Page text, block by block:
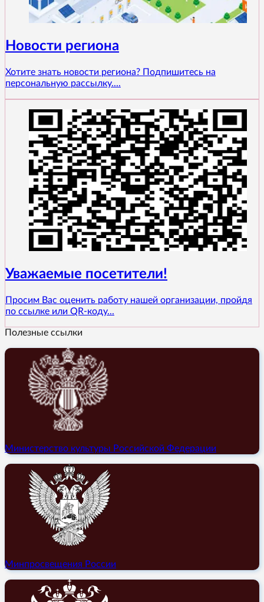
Новости региона
Хотите знать новости региона? Подпишитесь на
персональную рассылку....
Уважаемые посетители!
Просим Вас оценить работу нашей организации, пройдя
по ссылке или QR-коду...
Полезные ссылки
Министерство культуры Российской Федерации
Минпросвещения России